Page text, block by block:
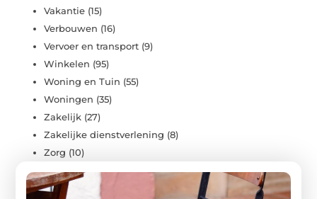
Vakantie (15)
Verbouwen (16)
Vervoer en transport (9)
Winkelen (95)
Woning en Tuin (55)
Woningen (35)
Zakelijk (27)
Zakelijke dienstverlening (8)
Zorg (10)